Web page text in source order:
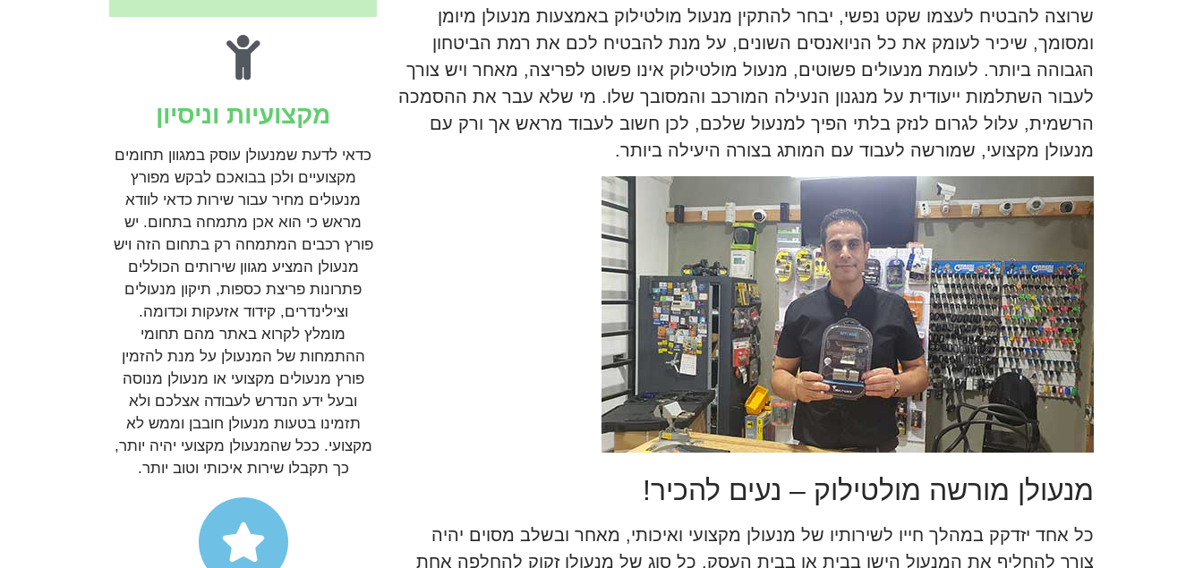
שרוצה להבטיח לעצמו שקט נפשי, יבחר להתקין מנעול מולטילוק באמצעות מנעולן מיומן
ומסומך, שיכיר לעומק את כל הניואנסים השונים, על מנת להבטיח לכם את רמת הביטחון
הגבוהה ביותר. לעומת מנעולים פשוטים, מנעול מולטילוק אינו פשוט לפריצה, מאחר ויש צורך
לעבור השתלמות ייעודית על מנגנון הנעילה המורכב והמסובך שלו. מי שלא עבר את ההסמכה
הרשמית, עלול לגרום לנזק בלתי הפיך למנעול שלכם, לכן חשוב לעבוד מראש אך ורק עם
מנעולן מקצועי, שמורשה לעבוד עם המותג בצורה היעילה ביותר.
מנעולן מורשה מולטילוק – נעים להכיר!
כל אחד יזדקק במהלך חייו לשירותיו של מנעולן מקצועי ואיכותי, מאחר ובשלב מסוים יהיה
צורך להחליף את המנעול הישן בבית או בבית העסק. כל סוג של מנעולן זקוק להחלפה אחת
מקצועיות וניסיון
כדאי לדעת שמנעולן עוסק במגוון תחומים
מקצועיים ולכן בבואכם לבקש מפורץ
מנעולים מחיר עבור שירות כדאי לוודא
מראש כי הוא אכן מתמחה בתחום. יש
פורץ רכבים המתמחה רק בתחום הזה ויש
מנעולן המציע מגוון שירותים הכוללים
פתרונות פריצת כספות, תיקון מנעולים
וצילינדרים, קידוד אזעקות וכדומה.
מומלץ לקרוא באתר מהם תחומי
ההתמחות של המנעולן על מנת להזמין
פורץ מנעולים מקצועי או מנעולן מנוסה
ובעל ידע הנדרש לעבודה אצלכם ולא
תזמינו בטעות מנעולן חובבן וממש לא
מקצועי. ככל שהמנעולן מקצועי יהיה יותר,
כך תקבלו שירות איכותי וטוב יותר.